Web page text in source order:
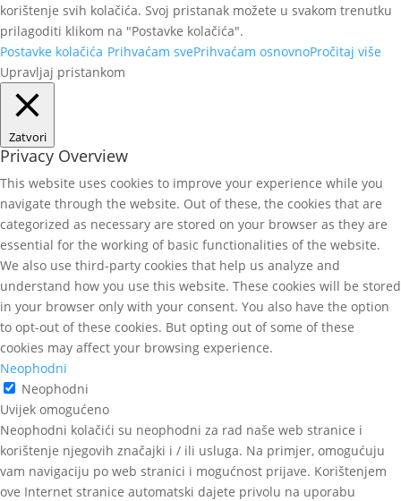
korištenje svih kolačića. Svoj pristanak možete u svakom trenutku
prilagoditi klikom na "Postavke kolačića".
Postavke kolačića Prihvaćam svePrihvaćam osnovnoPročitaj više
Upravljaj pristankom
Zatvori
Privacy Overview
This website uses cookies to improve your experience while you
navigate through the website. Out of these, the cookies that are
categorized as necessary are stored on your browser as they are
essential for the working of basic functionalities of the website.
We also use third-party cookies that help us analyze and
understand how you use this website. These cookies will be stored
in your browser only with your consent. You also have the option
to opt-out of these cookies. But opting out of some of these
cookies may affect your browsing experience.
Neophodni
Neophodni
Uvijek omogućeno
Neophodni kolačići su neophodni za rad naše web stranice i
korištenje njegovih značajki i / ili usluga. Na primjer, omogućuju
vam navigaciju po web stranici i mogućnost prijave. Korištenjem
ove Internet stranice automatski dajete privolu na uporabu